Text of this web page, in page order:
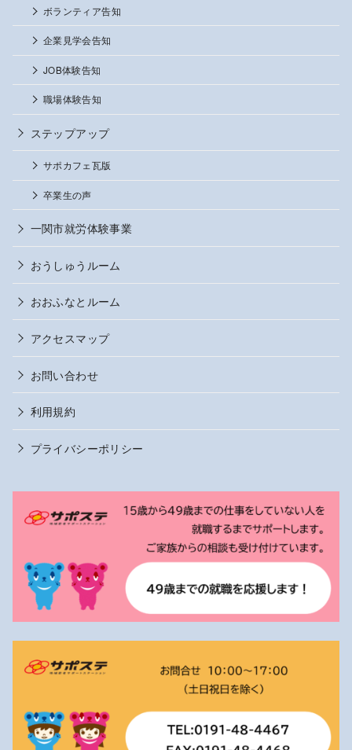
ボランティア告知
企業見学会告知
JOB体験告知
職場体験告知
ステップアップ
サポカフェ瓦版
卒業生の声
一関市就労体験事業
おうしゅうルーム
おおふなとルーム
アクセスマップ
お問い合わせ
利用規約
プライバシーポリシー